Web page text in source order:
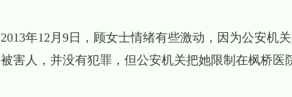
2013年12月9日，顾女士情绪有些激动，因为公安机
被害人，并没有犯罪，但公安机关把她限制在枫桥医